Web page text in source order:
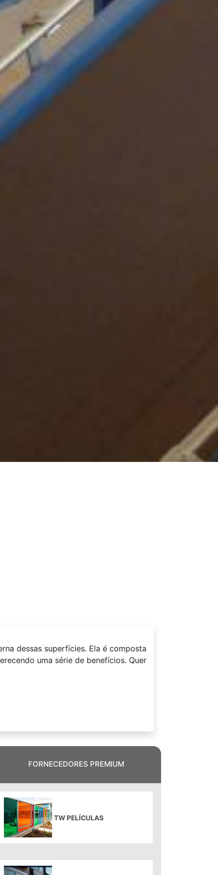
dessas superfícies. Ela é composta
uma série de benefícios. Quer
FORNECEDORES PREMIUM
TW PELÍCULAS